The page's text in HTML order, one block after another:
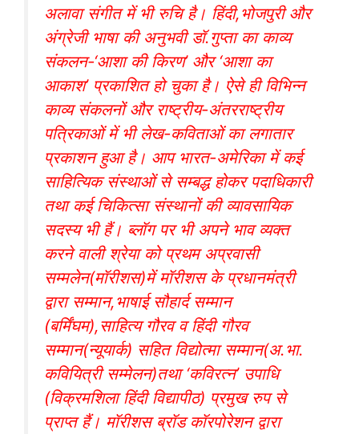
अलावा संगीत में भी रुचि है। हिंदी,भोजपुरी और
अंग्रेजी भाषा की अनुभवी डॉ.गुप्ता का काव्य
संकलन-‘आशा की किरण’ और ‘आशा का
आकाश’ प्रकाशित हो चुका है। ऐसे ही विभिन्न
काव्य संकलनों और राष्ट्रीय-अंतरराष्ट्रीय
पत्रिकाओं में भी लेख-कविताओं का लगातार
प्रकाशन हुआ है। आप भारत-अमेरिका में कई
साहित्यिक संस्थाओं से सम्बद्ध होकर पदाधिकारी
तथा कई चिकित्सा संस्थानों की व्यावसायिक
सदस्य भी हैं। ब्लॉग पर भी अपने भाव व्यक्त
करने वाली श्रेया को प्रथम अप्रवासी
सम्मलेन(मॉरीशस)में मॉरीशस के प्रधानमंत्री
द्वारा सम्मान,भाषाई सौहार्द सम्मान
(बर्मिंघम),साहित्य गौरव व हिंदी गौरव
सम्मान(न्यूयार्क) सहित विद्योत्मा सम्मान(अ.भा.
कवियित्री सम्मेलन)तथा ‘कविरत्न’ उपाधि
(विक्रमशिला हिंदी विद्यापीठ) प्रमुख रुप से
प्राप्त हैं। मॉरीशस ब्रॉड कॉरपोरेशन द्वारा